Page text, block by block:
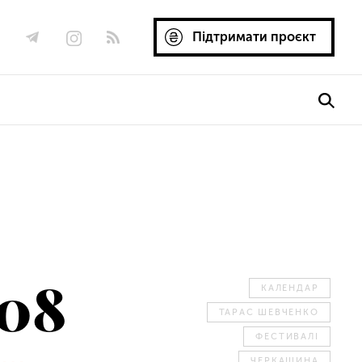
Підтримати проєкт
КАЛЕНДАР
ТАРАС ШЕВЧЕНКО
ФЕСТИВАЛІ